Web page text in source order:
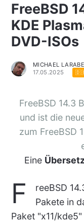
FreeBSD
KDE
DVD-ISOs
MICHAEL
17.05.2025
🇩🇪
FreeBSD 14.3
und ist die
zum FreeBSD
Eine
F
reeBSD
Pakete in
Paket "x11/